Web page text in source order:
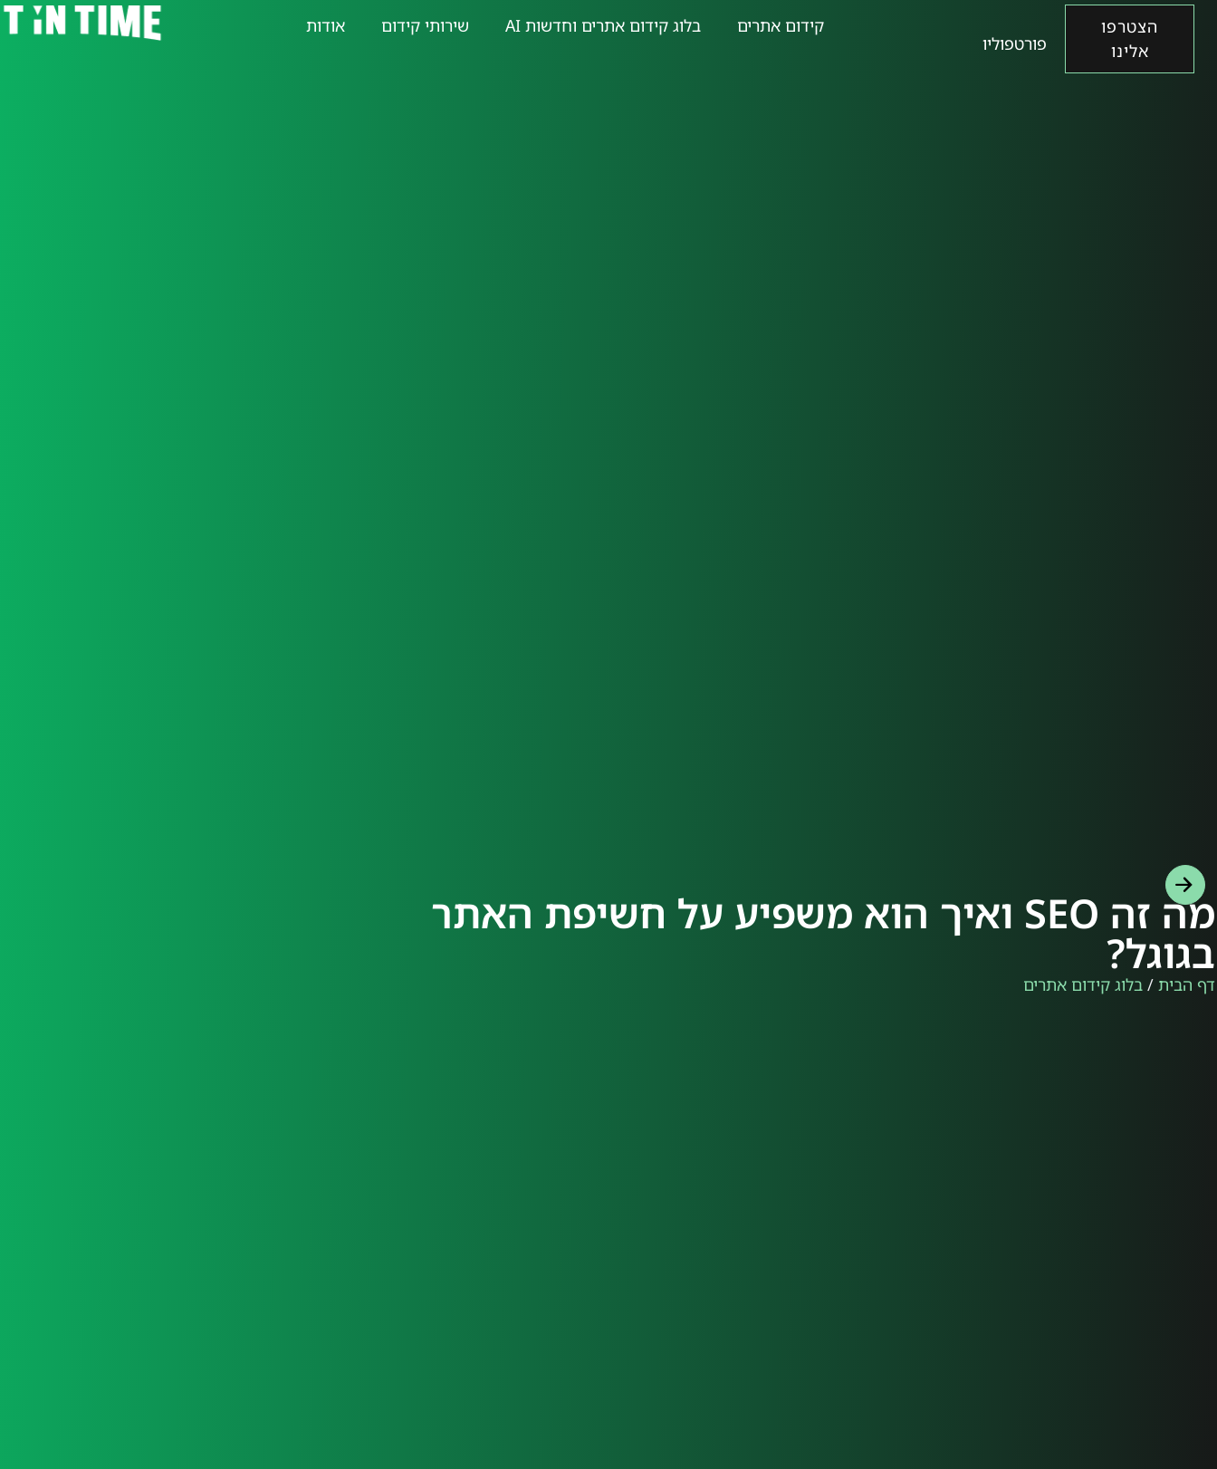
קידום אתרים בלוג קידום אתרים וחדשות AI שירותי קידום אודות
הצטרפו
אלינו
פורטפוליו
מה זה SEO ואיך הוא משפיע על חשיפת האתר
בגוגל?
דף הבית / בלוג קידום אתרים